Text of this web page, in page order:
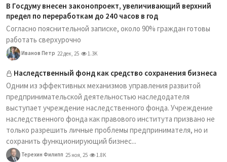
В Госдуму внесен законопроект, увеличивающий верхний
предел по переработкам до 240 часов в год
Согласно пояснительной записке, около 90% граждан готовы
работать сверхурочно
Иванов Петр 22 дек, 25 1.3K
Наследственный фонд как средство сохранения бизнеса
Одним из эффективных механизмов управления развитой
предпринимательской деятельностью наследодателя
выступает учреждение наследственного фонда. Учреждение
наследственного фонда как правового института призвано не
только разрешить личные проблемы предпринимателя, но и
сохранить функционирующий бизнес...
Терехин Филипп 25 ноя, 25 1.8K